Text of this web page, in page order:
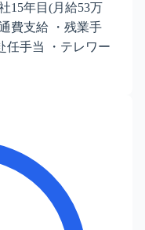
15年目(月給53万
費支給 ・残業手
任手当 ・テレワー